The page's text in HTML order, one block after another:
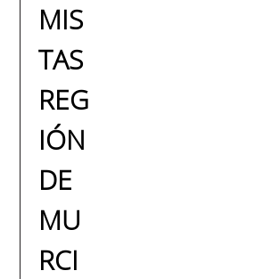
MIS
TAS
REG
IÓN
DE
MU
RCI